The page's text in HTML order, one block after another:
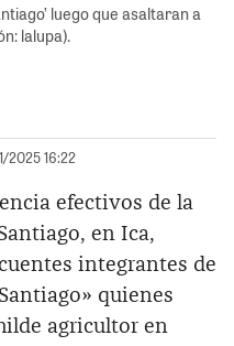
luego que asaltaran a
lalupa).
2025 16:22
efectivos de la
en Ica,
integrantes de
quienes
agricultor en